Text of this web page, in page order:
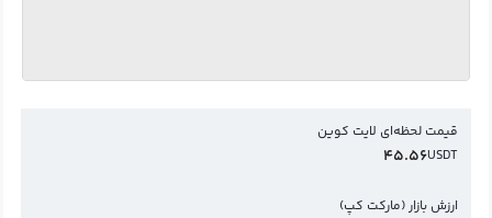
قیمت لحظه‌ای لایت کوین
USDT
45.56
ارزش بازار (مارکت کپ)